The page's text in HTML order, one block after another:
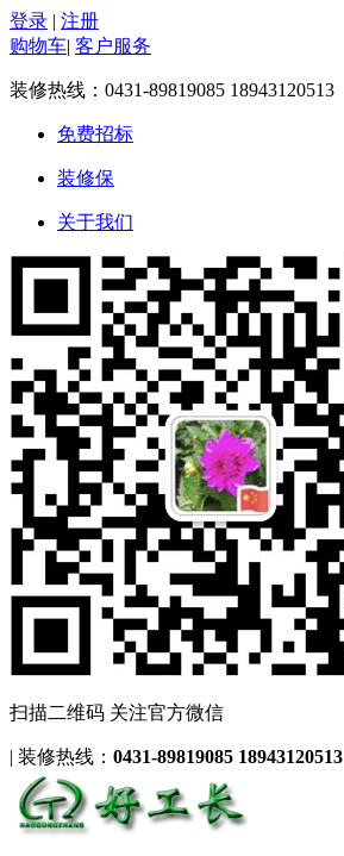
登录 | 注册
购物车| 客户服务
装修热线： 0431-89819085 18943120513
免费招标
装修保
关于我们
扫描二维码 关注官方微信
| 装修热线： 0431-89819085 18943120513